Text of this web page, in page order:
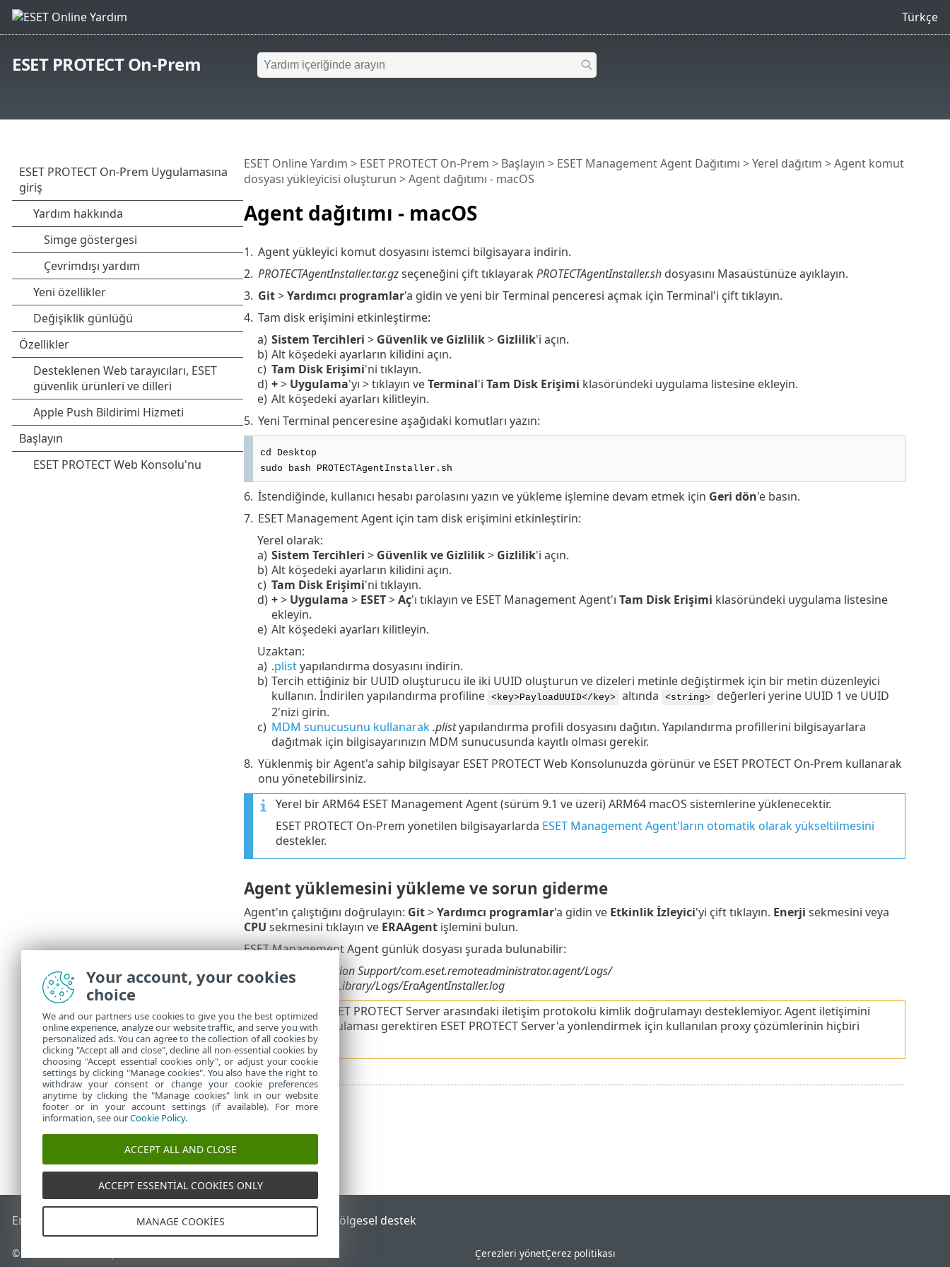
Türkçe
ESET PROTECT On-Prem
Agent dağıtımı - macOS
ESET Online Yardım > ESET PROTECT On-Prem > Başlayın > ESET Management Agent Dağıtımı >Yerel dağıtım >Agent komut
dosyası yükleyicisi oluşturun > Agent dağıtımı - macOS
1. Agent yükleyici komut dosyasını istemci bilgisayara indirin.
2. PROTECTAgentInstaller.tar.gzseçeneğini çift tıklayarak PROTECTAgentInstaller.shdosyasını Masaüstünüze ayıklayın.
3. Git>Yardımcı programlar'a gidin ve yeni bir Terminal penceresi açmak için Terminal'i çift tıklayın.
4. Tam disk erişimini etkinleştirme:
a) Sistem Tercihleri > Güvenlik ve Gizlilik> Gizlilik'i açın.
b) Alt köşedeki ayarların kilidini açın.
c) Tam Disk Erişimi'ni tıklayın.
d) +> Uygulama'yı > tıklayın veTerminal'i Tam Disk Erişimi klasöründeki uygulama listesine ekleyin.
e) Alt köşedeki ayarları kilitleyin.
5. Yeni Terminal penceresine aşağıdaki komutları yazın:
cd Desktop
sudo bash PROTECTAgentInstaller.sh
6. İstendiğinde, kullanıcı hesabı parolasını yazın ve yükleme işlemine devam etmek için Geri dön'e basın.
7. ESET Management Agent için tam disk erişimini etkinleştirin:
Yerel olarak:
a) Sistem Tercihleri > Güvenlik ve Gizlilik> Gizlilik'i açın.
b) Alt köşedeki ayarların kilidini açın.
c) Tam Disk Erişimi'ni tıklayın.
d) +> Uygulama > ESET>Aç'ı tıklayın ve ESET Management Agent'ı Tam Disk Erişimi klasöründeki uygulama listesine
ekleyin.
e) Alt köşedeki ayarları kilitleyin.
Uzaktan:
a) .plistyapılandırma dosyasını indirin.
b) Tercih ettiğiniz bir UUID oluşturucu ile iki UUID oluşturun ve dizeleri metinle değiştirmek için bir metin düzenleyici
kullanın. İndirilen yapılandırma profiline <key>PayloadUUID</key> altında <string>
değerleri yerine UUID 1 ve UUID
2'nizi girin.
c) MDM sunucusunu kullanarak .plistyapılandırma profili dosyasını dağıtın. Yapılandırma profillerini bilgisayarlara
dağıtmak için bilgisayarınızın MDM sunucusunda kayıtlı olması gerekir.
8. Yüklenmiş bir Agent'a sahip bilgisayar ESET PROTECT Web Konsolunuzda görünür ve ESET PROTECT On-Prem kullanarak
onu yönetebilirsiniz.
Yerel bir ARM64 ESET Management Agent (sürüm 9.1 ve üzeri) ARM64 macOS sistemlerine yüklenecektir.
ESET PROTECT On-Prem yönetilen bilgisayarlarda ESET Management Agent'ların otomatik olarak yükseltilmesini
destekler.
Agent yüklemesini yükleme ve sorun giderme
Agent'ın çalıştığını doğrulayın: Git>Yardımcı programlar'a gidin ve Etkinlik İzleyici'yi çift tıklayın. Enerji sekmesini veya
CPU sekmesini tıklayın ve ERAAgentişlemini bulun.
ESET Management Agent günlük dosyası şurada bulunabilir:
/Library/Application Support/com.eset.remoteadministrator.agent/Logs/
/Users/%user%/Library/Logs/EraAgentInstaller.log
Agent ve ESET PROTECT Server arasındaki iletişim protokolü kimlik doğrulamayı desteklemiyor. Agent iletişimini
kimlik doğrulaması gerektiren ESET PROTECT Server'a yönlendirmek için kullanılan proxy çözümlerinin hiçbiri
çalışmaz.
End of Life ESET Bilgi BankasıESET Forumu Bölgesel destek
© 1992 - 2026 ESET, spol. s r.o. - Tüm hakları saklıdır. Çerezleri yönetÇerez politikası
Your account, your cookies
choice
We and our partners use cookies to give you the best optimized
online experience, analyze our website traffic, and serve you with
personalized ads. You can agree to the collection of all cookies by
clicking "Accept all and close", decline all non-essential cookies by
choosing "Accept essential cookies only", or adjust your cookie
settings by clicking "Manage cookies". You also have the right to
withdraw your consent or change your cookie preferences
anytime by clicking the "Manage cookies" link in our website
footer or in your account settings (if available). For more
information, see ourCookie Policy.
ACCEPT ALL AND CLOSE
ACCEPT ESSENTIAL COOKIES ONLY
MANAGE COOKIES